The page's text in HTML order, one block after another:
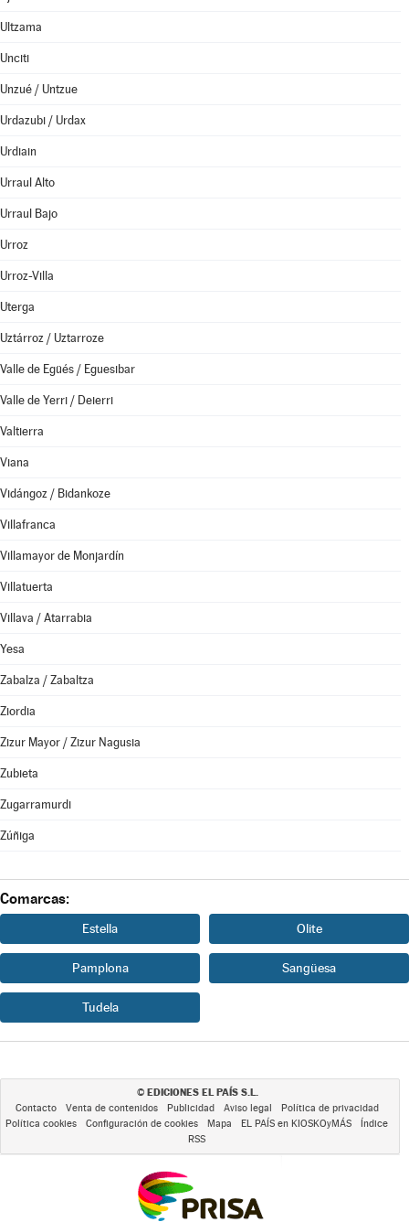
Ultzama
Unciti
Unzué / Untzue
Urdazubi / Urdax
Urdiain
Urraul Alto
Urraul Bajo
Urroz
Urroz-Villa
Uterga
Uztárroz / Uztarroze
Valle de Egüés / Eguesibar
Valle de Yerri / Deierri
Valtierra
Viana
Vidángoz / Bidankoze
Villafranca
Villamayor de Monjardín
Villatuerta
Villava / Atarrabia
Yesa
Zabalza / Zabaltza
Ziordia
Zizur Mayor / Zizur Nagusia
Zubieta
Zugarramurdi
Zúñiga
Comarcas:
Estella Olite
Pamplona Sangüesa
Tudela
© EDICIONES EL PAÍS S.L.
Contacto Venta de contenidos Publicidad Aviso legal
Política de privacidad
Política cookies
Configuración de cookies Mapa EL PAÍS en KIOSKOyMÁS
Índice
RSS